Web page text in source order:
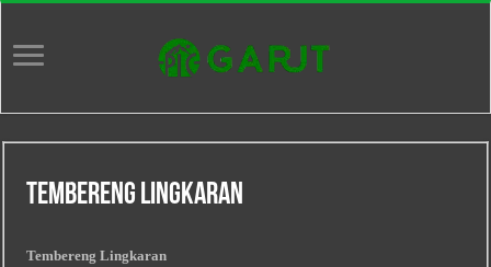
Tembereng Lingkaran
Tembereng Lingkaran